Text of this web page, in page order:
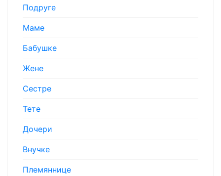
Подруге
Маме
Бабушке
Жене
Сестре
Тете
Дочери
Внучке
Племяннице